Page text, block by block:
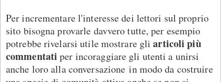
Per incrementare l'interesse dei lettori sul proprio
sito bisogna provarle davvero tutte, per esempio
potrebbe rivelarsi utile mostrare gliarticoli più
commentati per incoraggiare gli utenti a unirsi
anche loro alla conversazione in modo da costruire